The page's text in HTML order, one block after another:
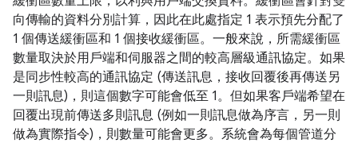
向傳輸的資料分別計算，因此在此處指定 1 表示預先分配了
1 個傳送緩衝區和 1 個接收緩衝區。一般來說，所需緩衝區
數量取決於用戶端和伺服器之間的較高層級通訊協定。如果
是同步性較高的通訊協定 (傳送訊息，接收回覆後再傳送另
一則訊息)，則這個數字可能會低至 1。但如果客戶端希望在
回覆出現前傳送多則訊息 (例如一則訊息做為序言，另一則
做為實際指令)，則數量可能會更多。系統會為每個管道分